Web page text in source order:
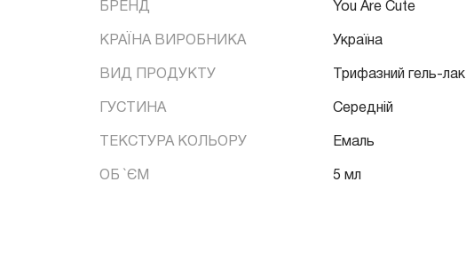
БРЕНД You Are Cute
КРАЇНА ВИРОБНИКА Україна
ВИД ПРОДУКТУ Трифазний гель-лак
ГУСТИНА Середній
ТЕКСТУРА КОЛЬОРУ Емаль
ОБ `ЄМ 5 мл